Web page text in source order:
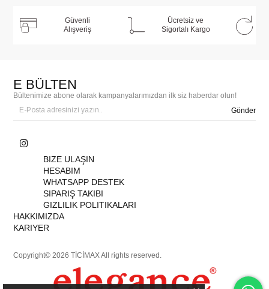
Güvenli
Alışveriş
Ücretsiz ve
Sigortalı Kargo
E BÜLTEN
Bültenimize abone olarak kampanyalarımızdan ilk siz haberdar olun!
Gönder
BIZE ULAŞIN
HESABIM
WHATSAPP DESTEK
SIPARIŞ TAKIBI
GIZLILIK POLITIKALARI
HAKKIMIZDA
KARIYER
Copyright© 2026 TİCİMAX All rights reserved.